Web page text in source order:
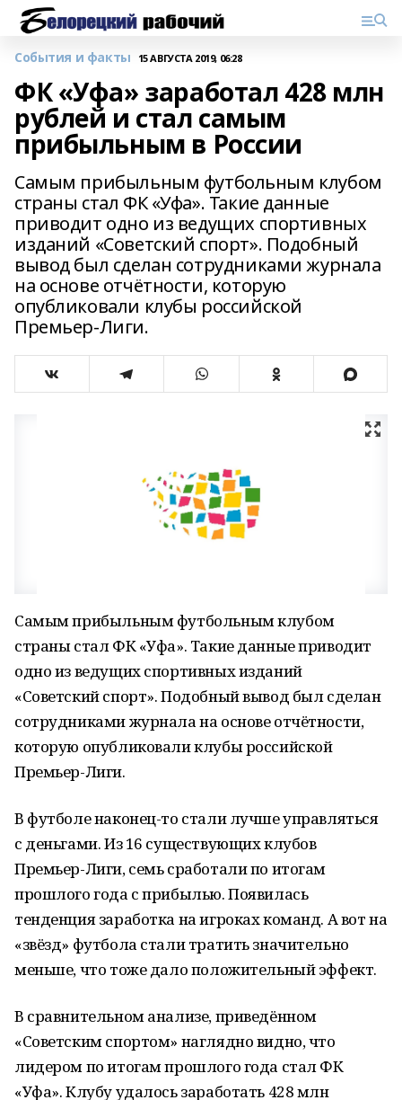
События и факты 15 АВГУСТА 2019, 06:28
ФК «Уфа» заработал 428 млн
рублей и стал самым
прибыльным в России
Самым прибыльным футбольным клубом
страны стал ФК «Уфа». Такие данные
приводит одно из ведущих спортивных
изданий «Советский спорт». Подобный
вывод был сделан сотрудниками журнала
на основе отчётности, которую
опубликовали клубы российской
Премьер-Лиги.
Самым прибыльным футбольным клубом
страны стал ФК «Уфа». Такие данные приводит
одно из ведущих спортивных изданий
«Советский спорт». Подобный вывод был сделан
сотрудниками журнала на основе отчётности,
которую опубликовали клубы российской
Премьер-Лиги.
В футболе наконец-то стали лучше управляться
с деньгами. Из 16 существующих клубов
Премьер-Лиги, семь сработали по итогам
прошлого года с прибылью. Появилась
тенденция заработка на игроках команд. А вот на
«звёзд» футбола стали тратить значительно
меньше, что тоже дало положительный эффект.
В сравнительном анализе, приведённом
«Советским спортом» наглядно видно, что
лидером по итогам прошлого года стал ФК
«Уфа». Клубу удалось заработать 428 млн